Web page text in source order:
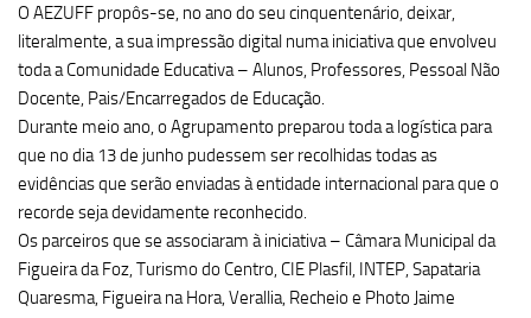
O AEZUFF propôs-se, no ano do seu cinquentenário, deixar,
literalmente, a sua impressão digital numa iniciativa que envolveu
toda a Comunidade Educativa – Alunos, Professores, Pessoal Não
Docente, Pais/Encarregados de Educação.
Durante meio ano, o Agrupamento preparou toda a logística para
que no dia 13 de junho pudessem ser recolhidas todas as
evidências que serão enviadas à entidade internacional para que o
recorde seja devidamente reconhecido.
Os parceiros que se associaram à iniciativa – Câmara Municipal da
Figueira da Foz, Turismo do Centro, CIE Plasfil, INTEP, Sapataria
Quaresma, Figueira na Hora, Verallia, Recheio e Photo Jaime